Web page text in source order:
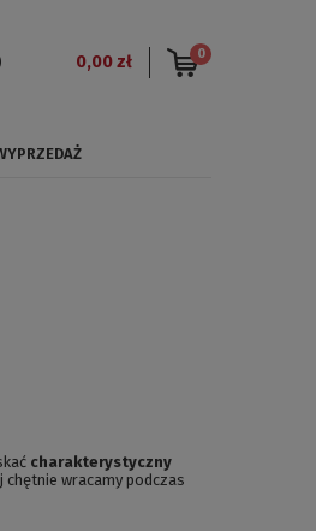
0,00 zł 0
charakterystyczny
wracamy podczas